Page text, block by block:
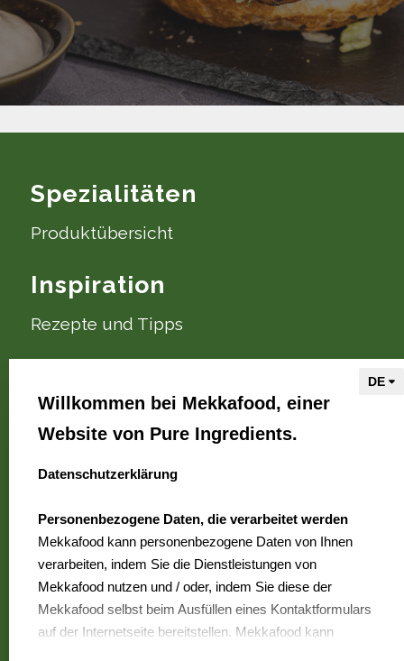
Spezialitäten
Produktübersicht
Inspiration
Rezepte und Tipps
Wir sind Mekkafood
Wo erhältlich?
Kontakt
Karriere
Mekkafood
ist eine Marke von
Pure Ingredients
Willkommen bei Mekkafood, einer
Website von Pure Ingredients.
select language
Datenschutzerklärung
Personenbezogene Daten, die verarbeitet werden
Mekkafood kann personenbezogene Daten von Ihnen
verarbeiten, indem Sie die Dienstleistungen von
Mekkafood nutzen und / oder, indem Sie diese der
Mekkafood selbst beim Ausfüllen eines Kontaktformulars
auf der Internetseite bereitstellen. Mekkafood kann